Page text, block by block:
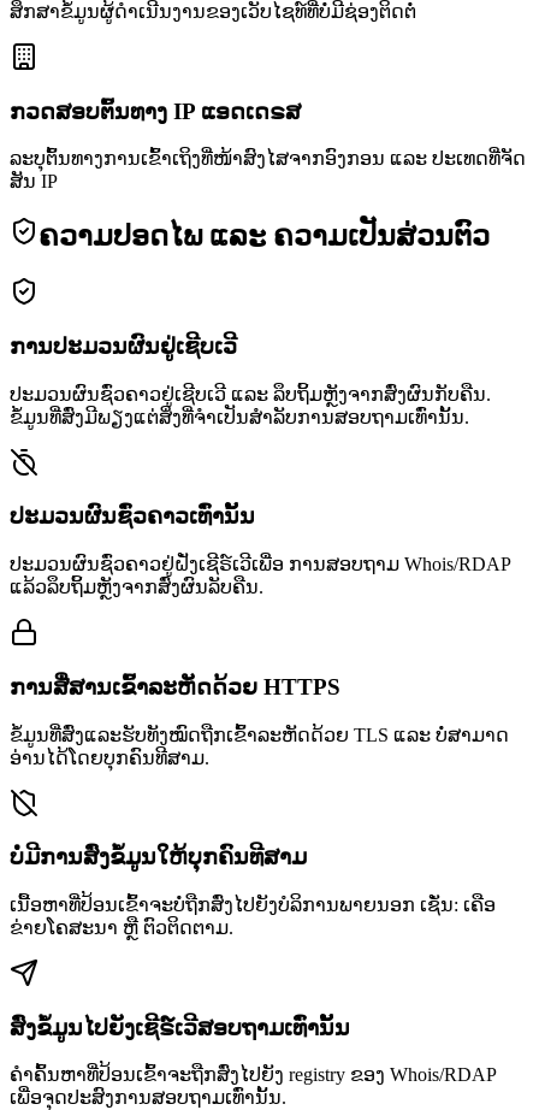
ສຶກສາຂໍ້ມູນຜູ້ດຳເນີນງານຂອງເວັບໄຊທ໌ທີ່ບໍ່ມີຊ່ອງຕິດຕໍ່
ກວດສອບຕົ້ນທາງ IP ແອດເດຣສ
ລະບຸຕົ້ນທາງການເຂົ້າເຖິງທີ່ໜ້າສົງໄສຈາກອົງກອນ ແລະ ປະເທດທີ່ຈັດ
ສັນ IP
ຄວາມປອດໄພ ແລະ ຄວາມເປັນສ່ວນຕົວ
ການປະມວນຜົນຢູ່ເຊີບເວີ
ປະມວນຜົນຊົ່ວຄາວຢູ່ເຊີບເວີ ແລະ ລຶບຖິ້ມຫຼັງຈາກສົ່ງຜົນກັບຄືນ.
ຂໍ້ມູນທີ່ສົ່ງມີພຽງແຕ່ສິ່ງທີ່ຈຳເປັນສຳລັບການສອບຖາມເທົ່ານັ້ນ.
ປະມວນຜົນຊົ່ວຄາວເທົ່ານັ້ນ
ປະມວນຜົນຊົ່ວຄາວຢູ່ຝັ່ງເຊີຣ໌ເວີເພື່ອ ການສອບຖາມ Whois/RDAP
ແລ້ວລຶບຖິ້ມຫຼັງຈາກສົ່ງຜົນລັບຄືນ.
ການສື່ສານເຂົ້າລະຫັດດ້ວຍ HTTPS
ຂໍ້ມູນທີ່ສົ່ງແລະຮັບທັງໝົດຖືກເຂົ້າລະຫັດດ້ວຍ TLS ແລະ ບໍ່ສາມາດ
ອ່ານໄດ້ໂດຍບຸກຄົນທີສາມ.
ບໍ່ມີການສົ່ງຂໍ້ມູນໃຫ້ບຸກຄົນທີສາມ
ເນື້ອຫາທີ່ປ້ອນເຂົ້າຈະບໍ່ຖືກສົ່ງໄປຍັງບໍລິການພາຍນອກ ເຊັ່ນ: ເຄືອ
ຂ່າຍໂຄສະນາ ຫຼື ຕົວຕິດຕາມ.
ສົ່ງຂໍ້ມູນໄປຍັງເຊີຣ໌ເວີສອບຖາມເທົ່ານັ້ນ
ຄຳຄົ້ນຫາທີ່ປ້ອນເຂົ້າຈະຖືກສົ່ງໄປຍັງ registry ຂອງ Whois/RDAP
ເພື່ອຈຸດປະສົງການສອບຖາມເທົ່ານັ້ນ.